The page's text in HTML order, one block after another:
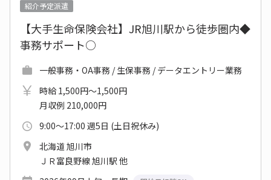
紹介予定派遣
【大手生命保険会社】JR旭川駅から徒歩圏内◆
事務サポート○
一般事務・OA事務 / 生保事務 / データエントリー業務
時給 1,500円～1,500円
月収例 210,000円
9:00～17:00 週5日 (土日祝休み)
北海道 旭川市
ＪＲ富良野線 旭川駅 他